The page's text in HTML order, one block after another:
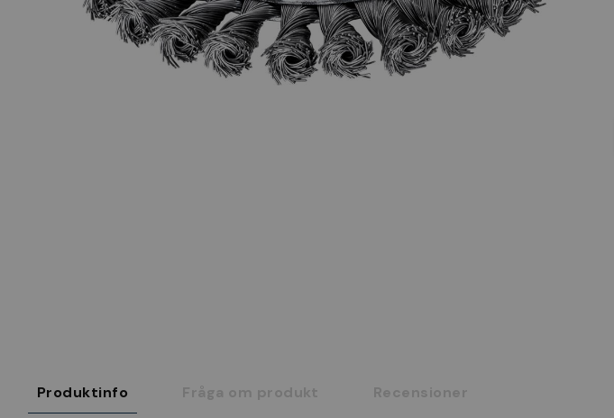
Produktinfo Fråga om produkt Recensioner